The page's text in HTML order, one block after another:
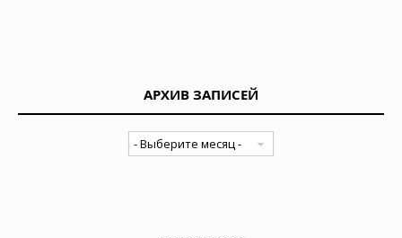
АРХИВ ЗАПИСЕЙ